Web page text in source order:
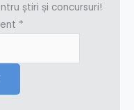
știri și concursuri!
*